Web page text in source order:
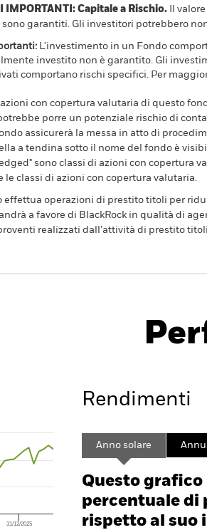
IMPORTANTI: Capitale a Rischio. Il
garantiti. Gli investitori potrebbero
L'investimento in un Fondo
investito non è garantito. Gli
comportano rischi specifici. Per
azioni con copertura valutaria di questo
porre un potenziale rischio di
assicurerà la messa in atto di
a tendina sotto il nome del fondo è
sono classi di azioni con copertura
le classi di azioni con copertura valutaria.
effettua operazioni di prestito titoli per
a favore di BlackRock in qualità di
realizzati dall’attività di prestito
Time. Range: 2024-06-30 00:00:00 to
values. Range: 0 to 15.
31/12/2025
Rendimenti
Anno solare
Questo
percentuale di
rispetto al suo